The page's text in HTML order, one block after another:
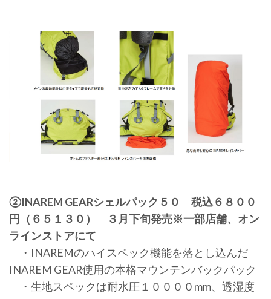
②INAREM GEARシェルパック５０ 税込６８００
円（６５１３０） ３月下旬発売※一部店舗、オン
ラインストアにて
・INAREMのハイスペック機能を落とし込んだ
INAREM GEAR使用の本格マウンテンバックパック
・生地スペックは耐水圧１００００mm、透湿度